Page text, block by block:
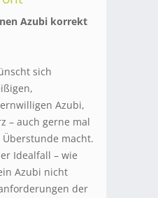
Azubi korrekt
sich
Azubi,
– auch gerne mal
macht.
Idealfall – wie
Azubi nicht
der